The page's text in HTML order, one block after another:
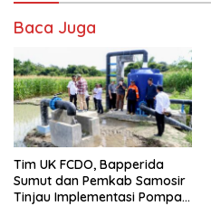
Baca Juga
Tim UK FCDO, Bapperida
Sumut dan Pemkab Samosir
Tinjau Implementasi Pompa